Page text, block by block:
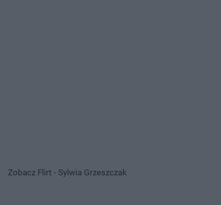
Zobacz Flirt - Sylwia Grzeszczak